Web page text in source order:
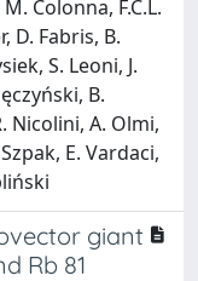
Colonna, F.C.L.
D. Fabris, B.
S. Leoni, J.
B.
Nicolini, A. Olmi,
E. Vardaci,
giant
Rb 81